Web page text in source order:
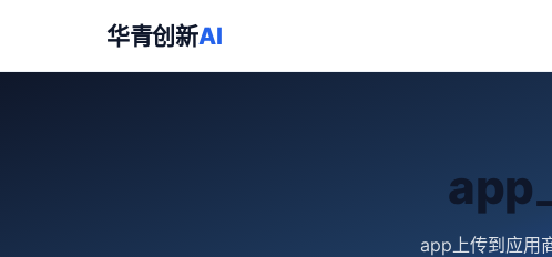
华青创新AI
app
app上传到应用